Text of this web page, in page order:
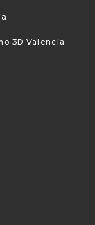
3D Valencia